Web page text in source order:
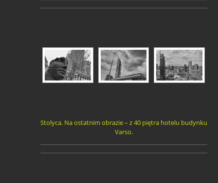
Stolyca. Na ostatnim obrazie – z 40 piętra hotelu budynku
Varso.